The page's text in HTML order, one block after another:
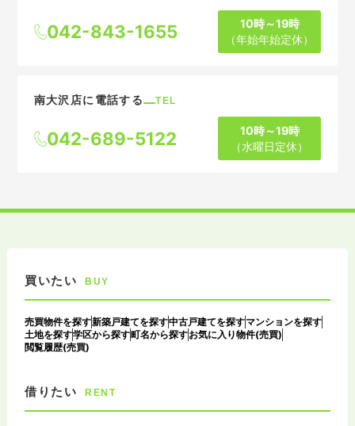
042-843-1655
10時～19時
（年始年始定休）
南大沢店に電話する TEL
042-689-5122
10時～19時
（水曜日定休）
買いたい BUY
売買物件を探す新築戸建てを探す中古戸建てを探すマンションを探す
土地を探す学区から探す町名から探すお気に入り物件(売買)
閲覧履歴(売買)
借りたい RENT